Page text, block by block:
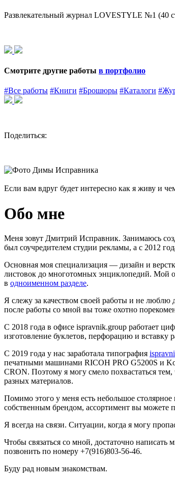
Развлекательный журнал LOVESTYLE №1 (40
Смотрите другие работы в портфолио
#Все работы #Книги #Брошюры #Каталоги
Поделиться:
Если вам вдруг будет интересно как я живу и
Обо мне
Меня зовут Дмитрий Исправник. Занимаюсь
был соучредителем студии рекламы, а c 2012
Основная моя специализация — дизайн и
листовок до многотомных энциклопедий. Мой
в одноименном разделе.
Я слежу за качеством своей работы и не люблю
после работы со мной вы тоже охотно
С 2018 года в офисе ispravnik.group работает
изготовление буклетов, перфорацию и вставку
C 2019 года у нас заработала типография
печатными машинами RICOH PRO G5200S и
CRON. Поэтому я могу смело похвастаться
разных материалов.
Помимо этого у меня есть небольшое
собственным брендом, ассортимент вы можете
Я всегда на связи. Ситуации, когда я могу
Чтобы связаться со мной, достаточно написать
позвонить по номеру +7(916)803-56-46.
Буду рад новым знакомствам.